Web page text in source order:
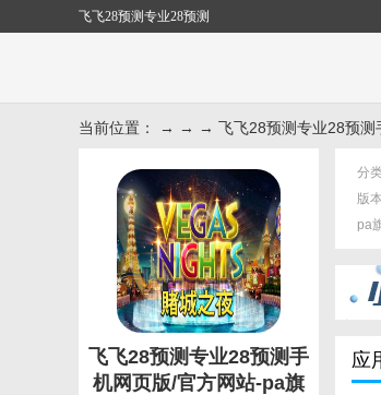
飞飞28预测专业28预测
当前位置： → → → 飞飞28预测专业28预测
飞飞28预测专业28预测手
机网页版/官方网站-pa旗
分
版
pa
应